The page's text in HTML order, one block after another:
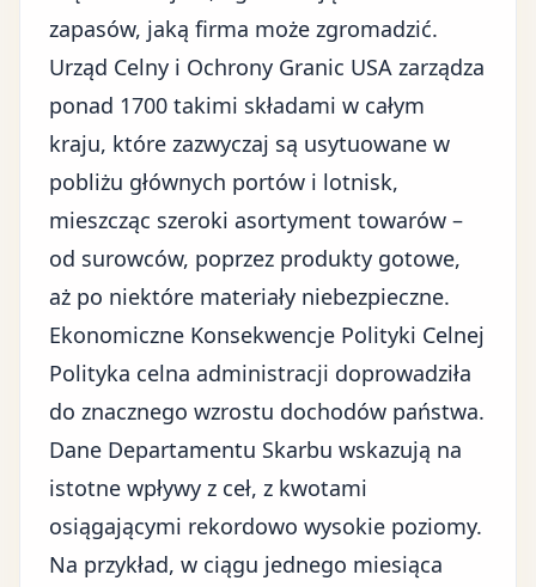
zapasów, jaką firma może zgromadzić.
Urząd Celny i Ochrony Granic USA zarządza
ponad 1700 takimi składami w całym
kraju, które zazwyczaj są usytuowane w
pobliżu głównych portów i lotnisk,
mieszcząc szeroki asortyment towarów –
od surowców, poprzez produkty gotowe,
aż po niektóre materiały niebezpieczne.
Ekonomiczne Konsekwencje Polityki Celnej
Polityka celna administracji doprowadziła
do znacznego wzrostu dochodów państwa.
Dane Departamentu Skarbu wskazują na
istotne wpływy z ceł, z kwotami
osiągającymi rekordowo wysokie poziomy.
Na przykład, w ciągu jednego miesiąca